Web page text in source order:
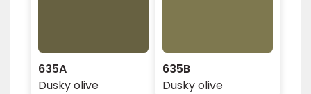
635A
Dusky olive
635B
Dusky olive